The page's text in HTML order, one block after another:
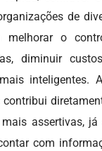
de
melhorar o
diminuir
inteligentes.
assertivas,
com